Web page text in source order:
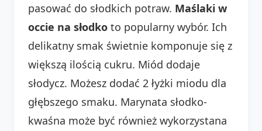
pasować do słodkich potraw. Maślaki w
occie na słodko to popularny wybór. Ich
delikatny smak świetnie komponuje się z
większą ilością cukru. Miód dodaje
słodycz. Możesz dodać 2 łyżki miodu dla
głębszego smaku. Marynata słodko-
kwaśna może być również wykorzystana